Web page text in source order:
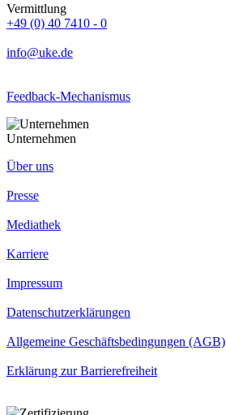
Vermittlung
+49 (0) 40 7410 - 0
info@uke.de
Feedback-Mechanismus
Unternehmen
Über uns
Presse
Mediathek
Karriere
Impressum
Datenschutzerklärungen
Allgemeine Geschäftsbedingungen (AGB)
Erklärung zur Barrierefreiheit